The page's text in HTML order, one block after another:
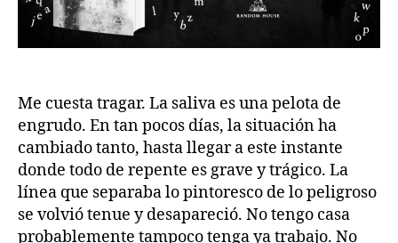
Me cuesta tragar. La saliva es una pelota de
engrudo. En tan pocos días, la situación ha
cambiado tanto, hasta llegar a este instante
donde todo de repente es grave y trágico. La
línea que separaba lo pintoresco de lo peligroso
se volvió tenue y desapareció. No tengo casa
probablemente tampoco tenga ya trabajo. No